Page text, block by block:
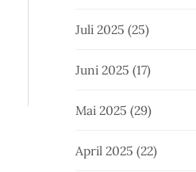
Juli 2025 (25)
Juni 2025 (17)
Mai 2025 (29)
April 2025 (22)